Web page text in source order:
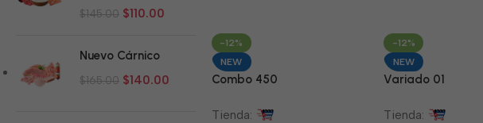
$145.00 $110.00
Nuevo Cárnico
$165.00 $140.00
-12%
NEW
Combo 450
Tienda:
-12%
NEW
Variado 01
Tienda: